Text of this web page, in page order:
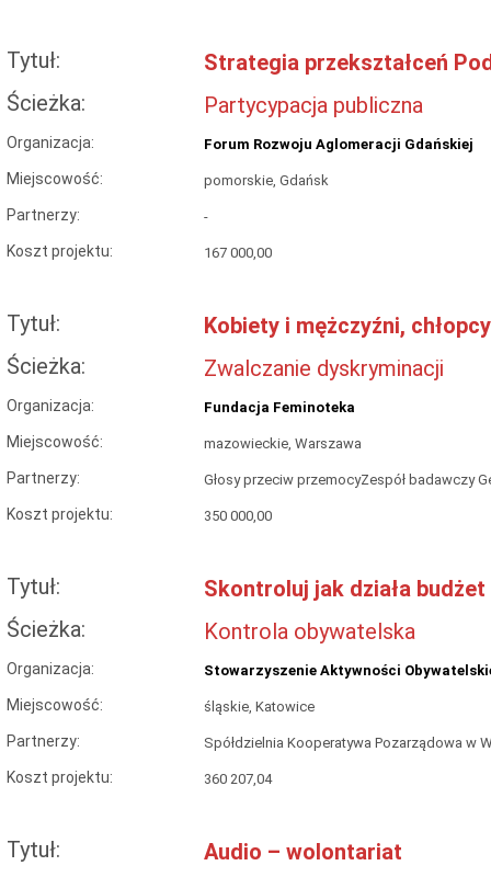
Tytuł:
Strategia przekształceń
Ścieżka:
Partycypacja publiczna
Organizacja: Forum Rozwoju Aglomeracji Gdańskiej
Miejscowość: pomorskie, Gdańsk
Partnerzy: -
Koszt projektu: 167 000,00
Tytuł:
Kobiety i mężczyźni,
Ścieżka:
Zwalczanie dyskryminacji
Organizacja: Fundacja Feminoteka
Miejscowość: mazowieckie, Warszawa
Partnerzy: Głosy przeciw przemocyZespół badawczy
Koszt projektu: 350 000,00
Tytuł:
Skontroluj jak działa
Ścieżka:
Kontrola obywatelska
Organizacja: Stowarzyszenie Aktywności
Miejscowość: śląskie, Katowice
Partnerzy: Spółdzielnia Kooperatywa Pozarządowa w
Koszt projektu: 360 207,04
Tytuł:
Audio – wolontariat